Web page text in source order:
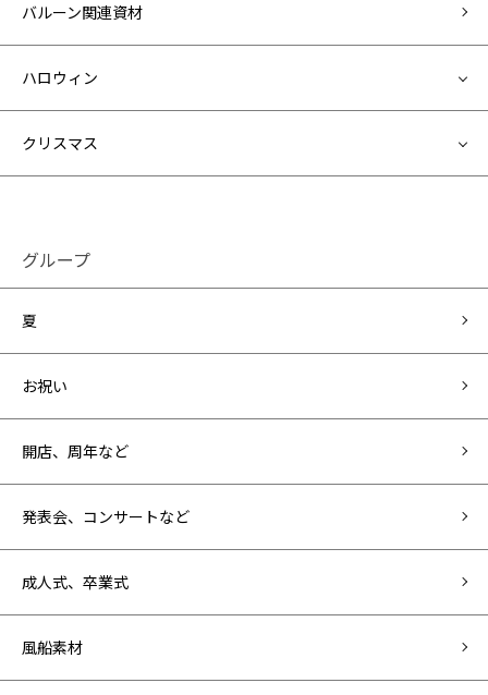
バルーン関連資材
ハロウィン
クリスマス
グループ
夏
お祝い
開店、周年など
発表会、コンサートなど
成人式、卒業式
風船素材